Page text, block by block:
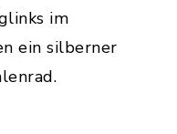
im
ein silberner